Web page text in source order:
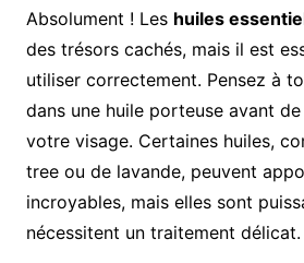
Absolument ! Les huiles
des trésors cachés, mais il est
utiliser correctement. Pensez à
dans une huile porteuse avant
votre visage. Certaines huiles,
tree ou de lavande, peuvent
incroyables, mais elles sont
nécessitent un traitement délicat.